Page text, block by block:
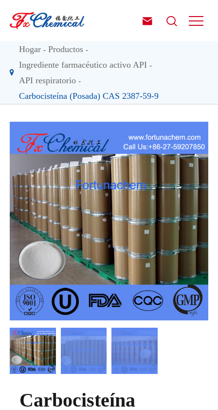
 
Hogar
Productos
Ingrediente farmacéutico activo API
API respiratorio
Carbocisteína (Posada) CAS 2387-59-9
Carbocisteína